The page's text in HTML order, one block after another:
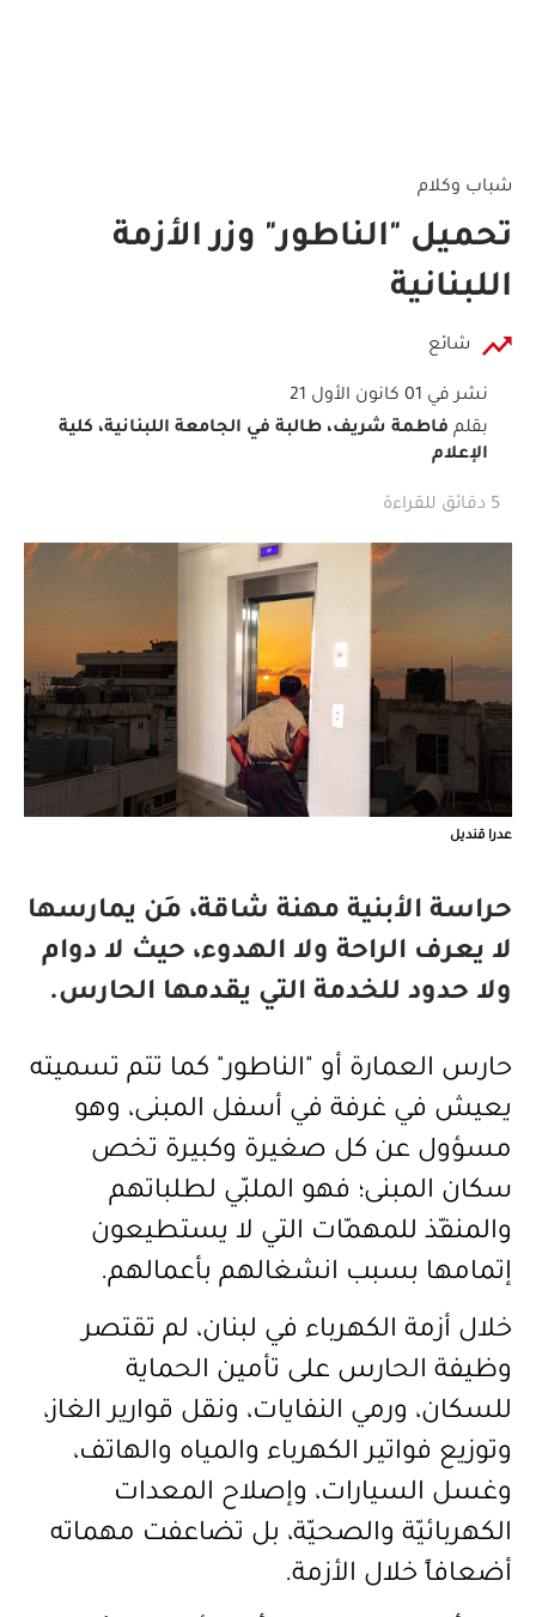
شباب وكلام
تحميل "الناطور" وزر الأزمة
اللبنانية
شائع
نشر في 01 كانون الأول 21
بقلم فاطمة شريف، طالبة في الجامعة اللبنانية، كلية
الإعلام
5 دقائق للقراءة
عدرا قنديل
حراسة الأبنية مهنة شاقة، مَن يمارسها
لا يعرف الراحة ولا الهدوء، حيث لا دوام
ولا حدود للخدمة التي يقدمها الحارس.
حارس العمارة أو "الناطور" كما تتم تسميته
يعيش في غرفة في أسفل المبنى، وهو
مسؤول عن كل صغيرة وكبيرة تخص
سكان المبنى؛ فهو الملبّي لطلباتهم
والمنفّذ للمهمّات التي لا يستطيعون
إتمامها بسبب انشغالهم بأعمالهم.
خلال أزمة الكهرباء في لبنان، لم تقتصر
وظيفة الحارس على تأمين الحماية
للسكان، ورمي النفايات، ونقل قوارير الغاز،
وتوزيع فواتير الكهرباء والمياه والهاتف،
وغسل السيارات، وإصلاح المعدات
الكهربائيّة والصحيّة، بل تضاعفت مهماته
أضعافاً خلال الأزمة.